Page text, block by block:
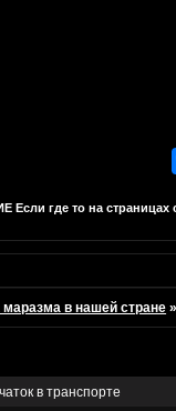
где то на страницах
маразма в нашей стране »
в транспорте